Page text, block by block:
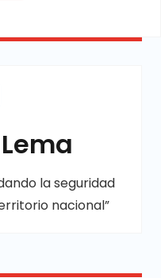
la seguridad
nacional”